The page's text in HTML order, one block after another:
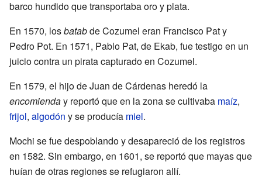
barco hundido que transportaba oro y plata.
En 1570, losbatabde Cozumel eran Francisco Pat y
Pedro Pot. En 1571, Pablo Pat, de Ekab, fue testigo en un
juicio contra un pirata capturado en Cozumel.
En 1579, el hijo de Juan de Cárdenas heredó la
encomienday reportó que en la zona se cultivaba maíz,
frijol, algodón y se producía miel.
Mochi se fue despoblando y desapareció de los registros
en 1582. Sin embargo, en 1601, se reportó que mayas que
huían de otras regiones se refugiaron allí.